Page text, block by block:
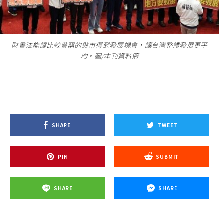
財畫法能讓比較貧窮的縣市得到發展機會，讓台灣整體發展更平
均。圖/本刊資料照
SHARE TWEET
PIN SUBMIT
SHARE SHARE